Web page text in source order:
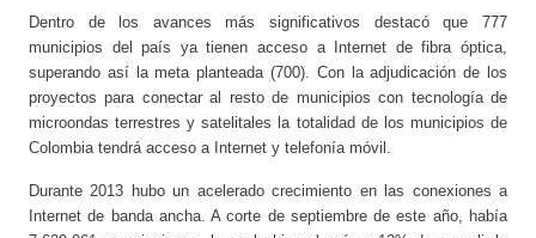
Dentro de los avances más significativos destacó que 777
municipios del país ya tienen acceso a Internet de fibra óptica,
superando así la meta planteada (700). Con la adjudicación de los
proyectos para conectar al resto de municipios con tecnología de
microondas terrestres y satelitales la totalidad de los municipios de
Colombia tendrá acceso a Internet y telefonía móvil.
Durante 2013 hubo un acelerado crecimiento en las conexiones a
Internet de banda ancha. A corte de septiembre de este año, había